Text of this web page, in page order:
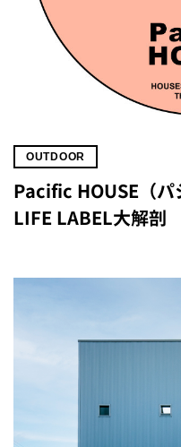
OUTDOOR
Pacific HOUSE（パ
LIFE LABEL大解剖